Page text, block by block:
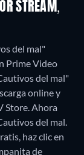
STREAM,
del mal"
Prime Video
del mal"
online y
Store.Ahora
del mal.
haz clic en
de